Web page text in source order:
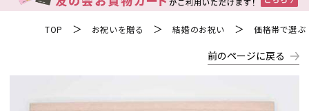
TOP ＞ お祝いを贈る ＞ 結婚のお祝い ＞ 価格帯で選ぶ
前のページに戻る